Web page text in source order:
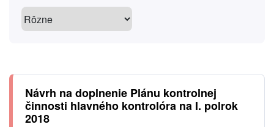
Návrh na doplnenie Plánu kontrolnej
činnosti hlavného kontrolóra na I. polrok
2018